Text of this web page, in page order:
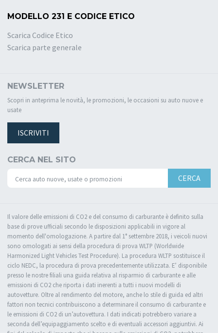
MODELLO 231 E CODICE ETICO
Scarica Codice Etico
Scarica parte generale
NEWSLETTER
Scopri in anteprima le novità, le promozioni, le occasioni su auto nuove e
usate
ISCRIVITI
CERCA NEL SITO
CERCA
Il valore delle emissioni di CO2 e del consumo di carburante è definito sulla
base di prove ufficiali secondo le disposizioni applicabili in vigore al
momento dell'omologazione. A partire dal 1° settembre 2018, i veicoli nuovi
sono omologati ai sensi della procedura di prova WLTP (Worldwide
Harmonized Light Vehicles Test Procedure). La procedura WLTP sostituisce il
ciclo NEDC, la procedura di prova precedentemente utilizzata. E’ disponibile
presso le nostre filiali una guida relativa al risparmio di carburante e alle
emissioni di CO2 che riporta i dati inerenti a tutti i nuovi modelli di
autovetture. Oltre al rendimento del motore, anche lo stile di guida ed altri
fattori non tecnici contribuiscono a determinare il consumo di carburante e
le emissioni di CO2 di un’autovettura. I dati indicati potrebbero variare a
seconda dell’equipaggiamento scelto e di eventuali accessori aggiuntivi. Ai